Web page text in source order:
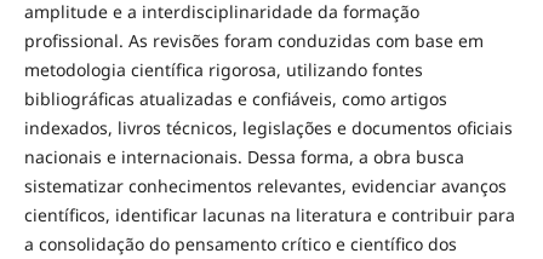
amplitude e a interdisciplinaridade da formação
profissional. As revisões foram conduzidas com base em
metodologia científica rigorosa, utilizando fontes
bibliográficas atualizadas e confiáveis, como artigos
indexados, livros técnicos, legislações e documentos oficiais
nacionais e internacionais. Dessa forma, a obra busca
sistematizar conhecimentos relevantes, evidenciar avanços
científicos, identificar lacunas na literatura e contribuir para
a consolidação do pensamento crítico e científico dos